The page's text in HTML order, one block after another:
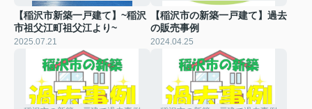
【稲沢市新築一戸建て】~稲沢
市祖父江町祖父江より~
2025.07.21
【稲沢市の新築一戸建て】過去
の販売事例
2024.04.25